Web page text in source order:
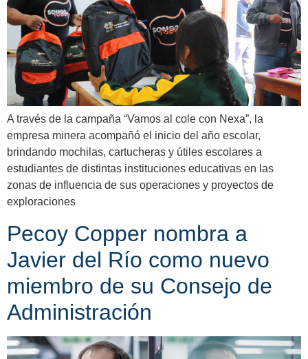
A través de la campaña “Vamos al cole con Nexa”, la
empresa minera acompañó el inicio del año escolar,
brindando mochilas, cartucheras y útiles escolares a
estudiantes de distintas instituciones educativas en las
zonas de influencia de sus operaciones y proyectos de
exploraciones
Pecoy Copper nombra a
Javier del Río como nuevo
miembro de su Consejo de
Administración